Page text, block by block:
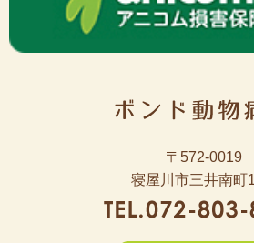
〒572-0019
寝屋川市三井南町